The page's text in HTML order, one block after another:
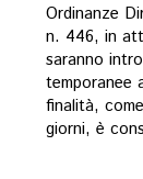
Ordinanze
n. 446, in
saranno
temporanee
finalità,
giorni, è